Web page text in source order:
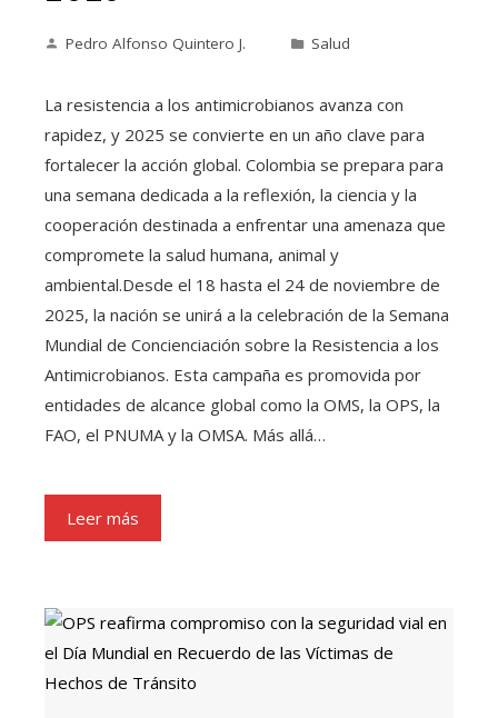
Pedro Alfonso Quintero J. Salud
La resistencia a los antimicrobianos avanza con
rapidez, y 2025 se convierte en un año clave para
fortalecer la acción global. Colombia se prepara para
una semana dedicada a la reflexión, la ciencia y la
cooperación destinada a enfrentar una amenaza que
compromete la salud humana, animal y
ambiental.Desde el 18 hasta el 24 de noviembre de
2025, la nación se unirá a la celebración de la Semana
Mundial de Concienciación sobre la Resistencia a los
Antimicrobianos. Esta campaña es promovida por
entidades de alcance global como la OMS, la OPS, la
FAO, el PNUMA y la OMSA. Más allá…
Leer más